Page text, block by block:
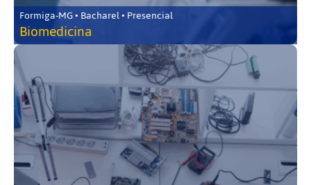
Formiga-MG • Bacharel • Presencial
Biomedicina